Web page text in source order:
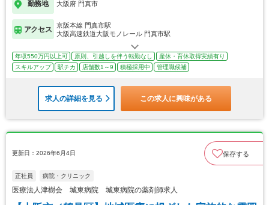
勤務地 大阪府 門真市
アクセス
京阪本線 門真市駅
大阪高速鉄道大阪モノレール 門真市駅
年収550万円以上可 原則、引越しを伴う転勤なし
産休・育休取得実績有り
スキルアップ
駅チカ 店舗数1～9 積極採用中 管理職候補
求人の詳細を見る この求人に興味がある
更新日：2026年6月4日 保存する
正社員 病院・クリニック
医療法人津樹会 城東病院 城東病院の薬剤師求人